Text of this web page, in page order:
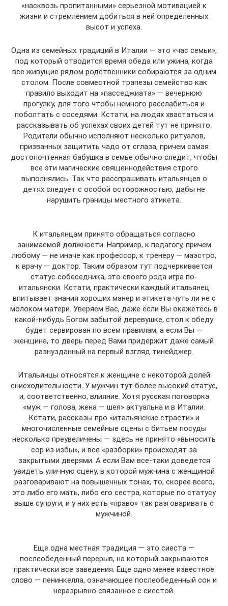
«насквозь пропитанными» серьезной мотивацией к
жизни и стремлением добиться в ней определенных
высот и успеха.
Одна из семейных традиций в Италии — это «час семьи»,
под который отводится время обеда или ужина, когда
все живущие рядом родственники собираются за одним
столом. После совместной трапезы семейство как
правило выходит на «пасседжиата» — вечернюю
прогулку, для того чтобы немного расслабиться и
поболтать с соседями. Кстати, на людях хвастаться и
рассказывать об успехах своих детей тут не принято.
Родители обычно исполняют несколько ритуалов,
призванных защитить чадо от сглаза, причем самая
достопочтенная бабушка в семье обычно следит, чтобы
все эти магические священнодействия строго
выполнялись. Так что расспрашивать итальянцев о
детях следует с особой осторожностью, дабы не
нарушить границы местного этикета.
К итальянцам принято обращаться согласно
занимаемой должности. Например, к педагогу, причем
любому — не иначе как профессор, к тренеру — маэстро,
к врачу — доктор. Таким образом тут подчеркивается
статус собеседника, это своего рода игра по-
итальянски. Кстати, практически каждый итальянец
впитывает знания хороших манер и этикета чуть ли не с
молоком матери. Уверяем Вас, даже если Вы окажетесь в
какой-нибудь Богом забытой деревушке, стол к обеду
будет сервирован по всем правилам, а если Вы —
женщина, то дверь перед Вами придержит даже самый
разнузданный на первый взгляд тинейджер.
Итальянцы относятся к женщине с некоторой долей
снисходительности. У мужчин тут более высокий статус,
и, соответственно, влияние. Хотя русская поговорка
«муж — голова, жена — шея» актуальна и в Италии.
Кстати, рассказы про «итальянские страсти» и
многочисленные семейные сцены с битьем посуды
несколько преувеличены — здесь не принято «выносить
сор из избы», и все «разборки» происходят за
закрытыми дверями. А если Вам все-таки доведется
увидеть уличную сцену, в которой мужчина с женщиной
разговаривают на повышенных тонах, то, скорее всего,
это либо его мать, либо его сестра, которые по статусу
выше супруги, и у них есть «право» так разговаривать с
мужчиной.
Еще одна местная традиция — это сиеста —
послеобеденный перерыв, на который закрываются
практически все заведения. Еще одно менее известное
слово — пенинкелла, означающее послеобеденный сон и
неразрывно связанное с сиестой.